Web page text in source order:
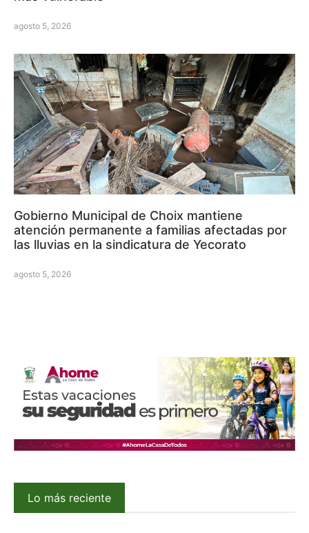
agosto 5, 2026
Gobierno Municipal de Choix mantiene
atención permanente a familias afectadas por
las lluvias en la sindicatura de Yecorato
agosto 5, 2026
Lo más reciente